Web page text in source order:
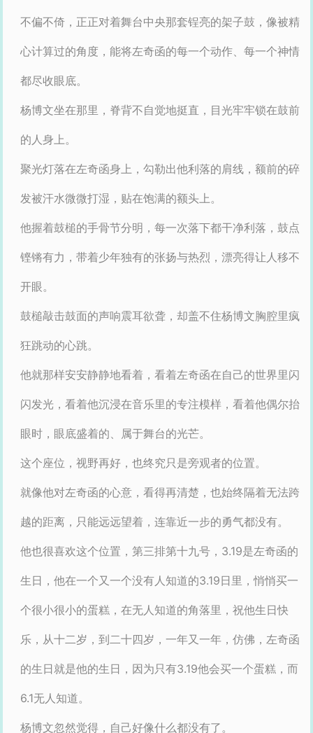
不偏不倚，正正对着舞台中央那套锃亮的架子鼓，像被精
心计算过的角度，能将左奇函的每一个动作、每一个神情
都尽收眼底。
杨博文坐在那里，脊背不自觉地挺直，目光牢牢锁在鼓前
的人身上。
聚光灯落在左奇函身上，勾勒出他利落的肩线，额前的碎
发被汗水微微打湿，贴在饱满的额头上。
他握着鼓槌的手骨节分明，每一次落下都干净利落，鼓点
铿锵有力，带着少年独有的张扬与热烈，漂亮得让人移不
开眼。
鼓槌敲击鼓面的声响震耳欲聋，却盖不住杨博文胸腔里疯
狂跳动的心跳。
他就那样安安静静地看着，看着左奇函在自己的世界里闪
闪发光，看着他沉浸在音乐里的专注模样，看着他偶尔抬
眼时，眼底盛着的、属于舞台的光芒。
这个座位，视野再好，也终究只是旁观者的位置。
就像他对左奇函的心意，看得再清楚，也始终隔着无法跨
越的距离，只能远远望着，连靠近一步的勇气都没有。
他也很喜欢这个位置，第三排第十九号，3.19是左奇函的
生日，他在一个又一个没有人知道的3.19日里，悄悄买一
个很小很小的蛋糕，在无人知道的角落里，祝他生日快
乐，从十二岁，到二十四岁，一年又一年，仿佛，左奇函
的生日就是他的生日，因为只有3.19他会买一个蛋糕，而
6.1无人知道。
杨博文忽然觉得，自己好像什么都没有了。